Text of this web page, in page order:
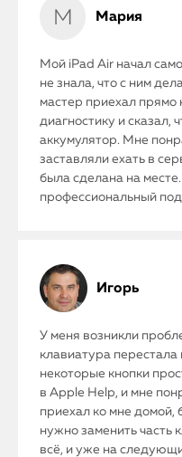
iPhone
MacBook
iPad
Mac Mini
О нас
Мария
Мой iPad Air начал
не знала, что с ним
мастер приехал
диагностику и сказал,
аккумулятор. Мне
заставляли ехать в
была сделана на
профессиональный
Игорь
У меня возникли
клавиатура перестала
некоторые кнопки
в Apple Help, и мне
приехал ко мне домой,
нужно заменить часть
всё, и уже на